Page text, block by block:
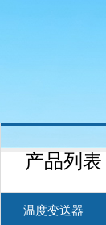
产品列表
温度变送器